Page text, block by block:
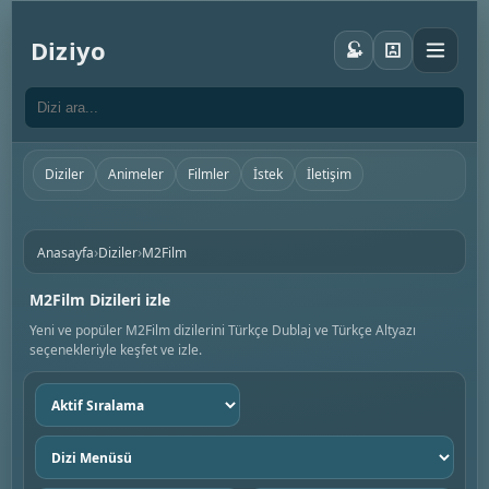
Diziyo
Diziler Animeler Filmler İstek İletişim
Anasayfa›Diziler›M2Film
M2Film Dizileri izle
Yeni ve popüler M2Film dizilerini Türkçe Dublaj ve Türkçe Altyazı
seçenekleriyle keşfet ve izle.
Sıralama
seç
Dizi
menüsü